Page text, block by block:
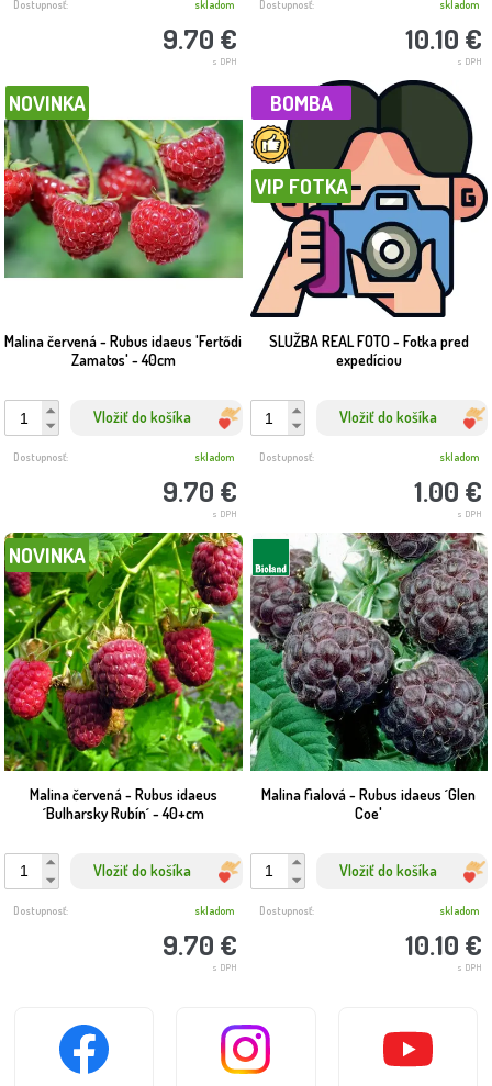
9.70 €
s DPH
Dostupnosť: skladom
10.10 €
s DPH
Dostupnosť: skladom
Malina červená - Rubus idaeus 'Fertődi
Zamatos' - 40cm
NOVINKA
Vložiť do košíka
9.70 €
s DPH
Dostupnosť: skladom
SLUŽBA REAL FOTO - Fotka pred
expedíciou
BOMBA
VIP FOTKA
Vložiť do košíka
1.00 €
s DPH
Dostupnosť: skladom
Malina červená - Rubus idaeus
´Bulharsky Rubín´ - 40+cm
NOVINKA
Vložiť do košíka
9.70 €
s DPH
Dostupnosť: skladom
Malina fialová - Rubus idaeus ´Glen
Coe'
Vložiť do košíka
10.10 €
s DPH
Dostupnosť: skladom